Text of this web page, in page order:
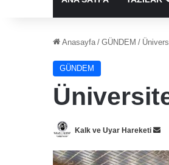
Anasayfa / GÜNDEM /
GÜNDEM
Kalk ve Uyar Hareketi
Bir